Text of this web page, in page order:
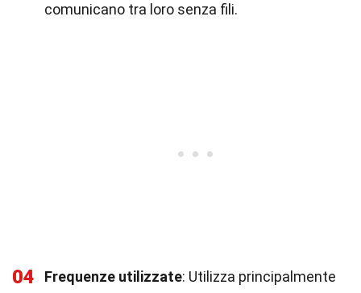
comunicano tra loro senza fili.
04 Frequenze utilizzate: Utilizza principalmente